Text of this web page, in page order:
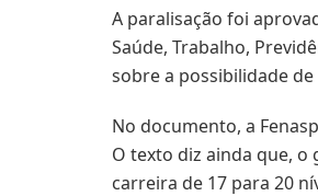
A paralisação foi
Saúde, Trabalho,
sobre a possibilidade
No documento, a
O texto diz ainda que,
carreira de 17 para 20